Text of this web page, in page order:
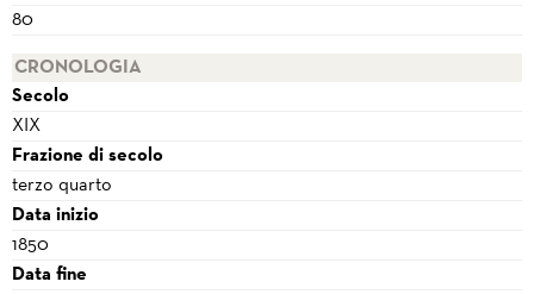
80
CRONOLOGIA
Secolo
XIX
Frazione di secolo
terzo quarto
Data inizio
1850
Data fine